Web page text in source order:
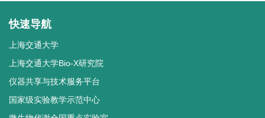
快速导航
上海交通大学
上海交通大学Bio-X研究院
仪器共享与技术服务平台
国家级实验教学示范中心